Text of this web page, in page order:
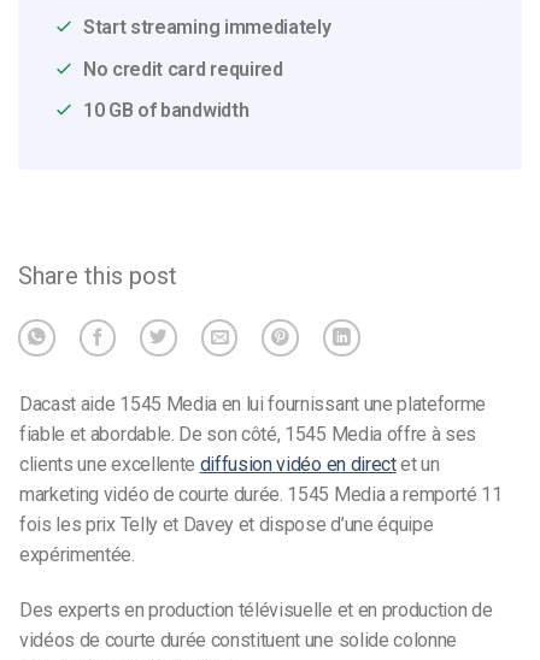
Start streaming immediately
No credit card required
10 GB of bandwidth
Share this post
Dacast aide 1545 Media en lui fournissant une plateforme
fiable et abordable. De son côté, 1545 Media offre à ses
clients une excellente diffusion vidéo en directet un
marketing vidéo de courte durée. 1545 Media a remporté 11
fois les prix Telly et Davey et dispose d’une équipe
expérimentée.
Des experts en production télévisuelle et en production de
vidéos de courte durée constituent une solide colonne